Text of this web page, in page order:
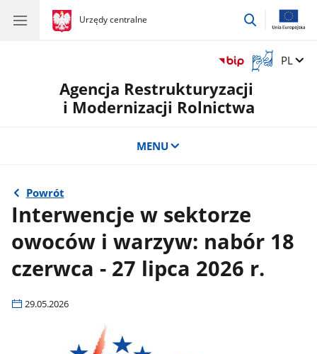
gov.pl
Urzędy centralne
gov.pl
Urzędy
przejdź
Otwórz
okno
z
tłumaczem
Zmień
PL
Agencja Restrukturyzacji
i Modernizacji Rolnictwa
MENU
Powrót
Interwencje w sektorze
owoców i warzyw: nabór 18
czerwca - 27 lipca 2026 r.
29.05.2026